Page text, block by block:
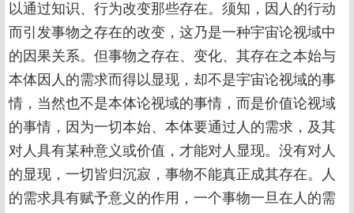
以通过知识、行为改变那些存在。须知，因人的行动
而引发事物之存在的改变，这乃是一种宇宙论视域中
的因果关系。但事物之存在、变化、其存在之本始与
本体因人的需求而得以显现，却不是宇宙论视域的事
情，当然也不是本体论视域的事情，而是价值论视域
的事情，因为一切本始、本体要通过人的需求，及其
对人具有某种意义或价值，才能对人显现。没有对人
的显现，一切皆归沉寂，事物不能真正成其存在。人
的需求具有赋予意义的作用，一个事物一旦在人的需